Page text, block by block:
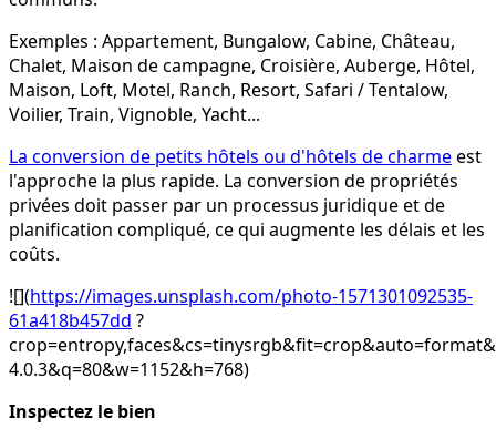
Exemples : Appartement, Bungalow, Cabine, Château,
Chalet, Maison de campagne, Croisière, Auberge, Hôtel,
Maison, Loft, Motel, Ranch, Resort, Safari / Tentalow,
Voilier, Train, Vignoble, Yacht...
La conversion de petits hôtels ou d'hôtels de charmeest
l'approche la plus rapide. La conversion de propriétés
privées doit passer par un processus juridique et de
planification compliqué, ce qui augmente les délais et les
coûts.
![](https://images.unsplash.com/photo-1571301092535-
61a418b457dd ?
4.0.3&q=80&w=1152&h=768)
Inspectez le bien